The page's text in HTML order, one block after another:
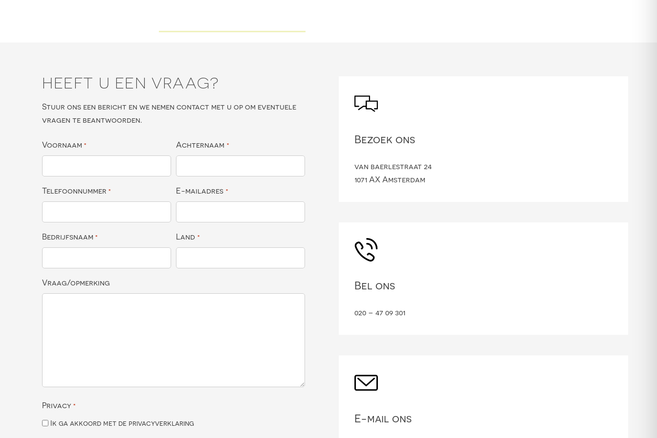
HEEFT U EEN VRAAG?
Stuur ons een bericht en we nemen contact met u op om eventuele
vragen te beantwoorden.
Voornaam * Achternaam *
Telefoonnummer * E-mailadres *
Bedrijfsnaam * Land *
Vraag/opmerking
Privacy *
Ik ga akkoord met de privacyverklaring
Bezoek ons
van baerlestraat 24
1071 AX Amsterdam
Bel ons
020 – 47 09 301
E-mail ons